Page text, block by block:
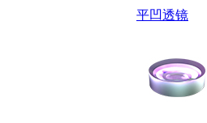
平凹透镜